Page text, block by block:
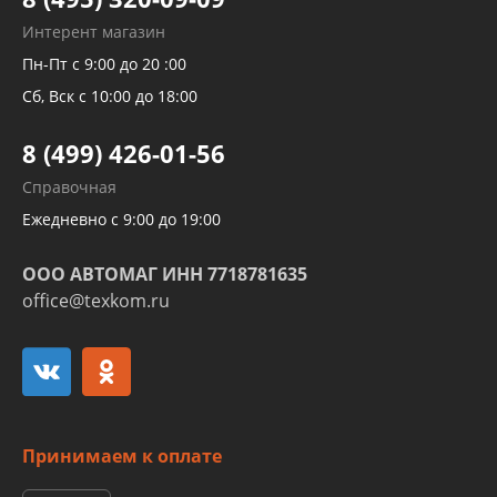
Рукавов гидроусилителей
Рукавов компрессоров и турбин
Трубок кондиционеров
Развертка пайка медных стальных
алюминиевых трубок и штуцеров
Интерент магазин
Пн-Пт с 9:00 до 20 :00
Сб, Вск с 10:00 до 18:00
8 (499) 426-01-56
Справочная
Ежедневно с 9:00 до 19:00
ООО АВТОМАГ ИНН 7718781635
office@texkom.ru
Принимаем к оплате